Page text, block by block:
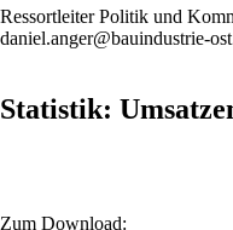
Ressortleiter Politik und
daniel.anger@bauindustrie-
Statistik:
Zum Download: